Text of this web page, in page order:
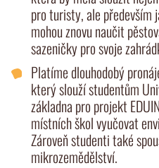
pro turisty, ale především
mohou znovu naučit
sazeničky pro svoje
Platíme dlouhodobý
který slouží studentům
základna pro projekt
místních škol vyučovat
Zároveň studenti také
mikrozemědělství.